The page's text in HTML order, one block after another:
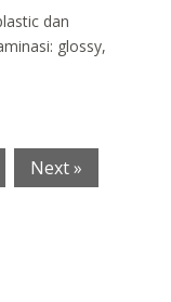
dan
glossy,
Next »